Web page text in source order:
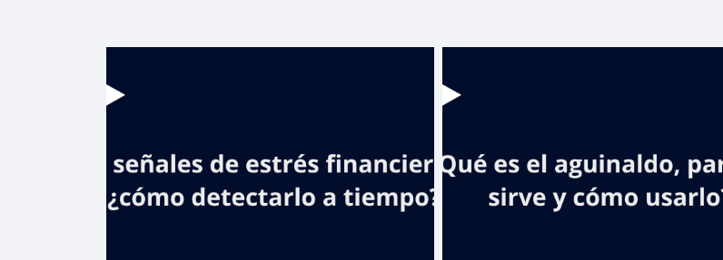
libro de poemas
del pintor
libro de
del pintor